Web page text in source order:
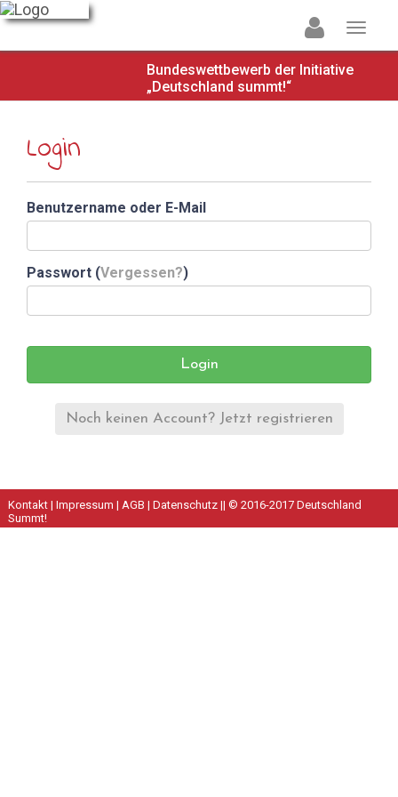
Bundeswettbewerb der Initiative
„Deutschland summt!“
Login
Benutzername oder E-Mail
Passwort (Vergessen?)
Noch keinen Account? Jetzt registrieren
Kontakt| Impressum | AGB | Datenschutz|| © 2016-2017 Deutschland
Summt!